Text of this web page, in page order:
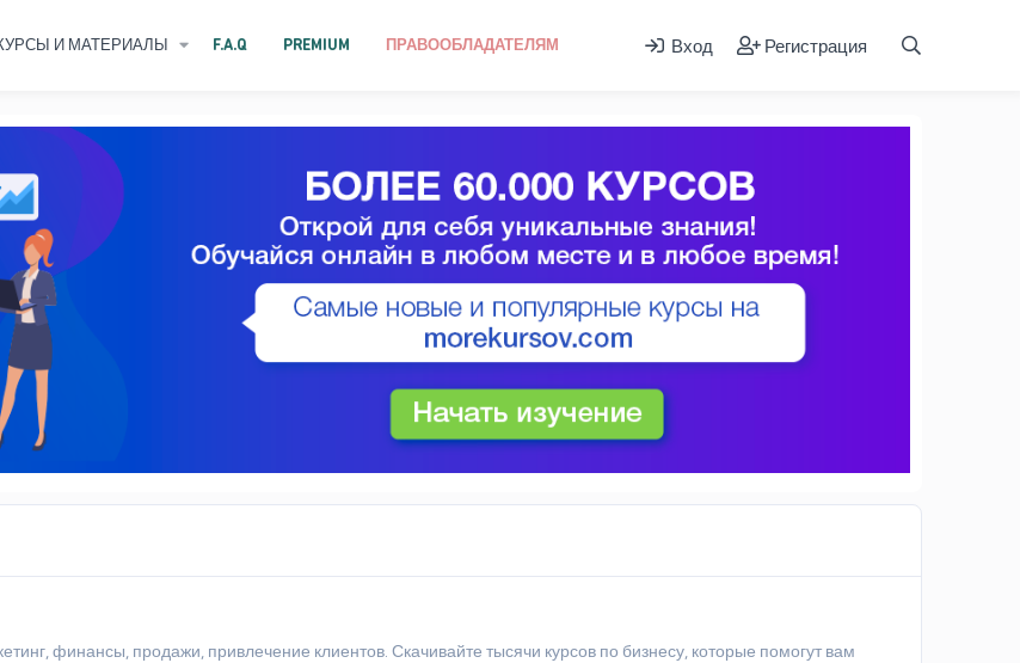
И МАТЕРИАЛЫ F.A.Q PREMIUM ПРАВООБЛАДАТЕЛЯМ Вход Регистрация
финансы, продажи, привлечение клиентов. Скачивайте тысячи курсов по бизнесу, которые помогут вам